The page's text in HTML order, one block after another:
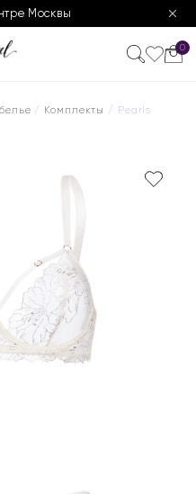
Москвы
0
/ Комплекты / Pearls